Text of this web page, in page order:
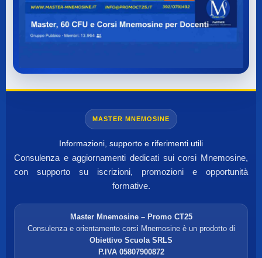
MASTER MNEMOSINE
Informazioni, supporto e riferimenti utili
Consulenza e aggiornamenti dedicati sui corsi Mnemosine,
con supporto su iscrizioni, promozioni e opportunità
formative.
Master Mnemosine – Promo CT25
Consulenza e orientamento corsi Mnemosine è un prodotto di
Obiettivo Scuola SRLS
P.IVA 05807900872